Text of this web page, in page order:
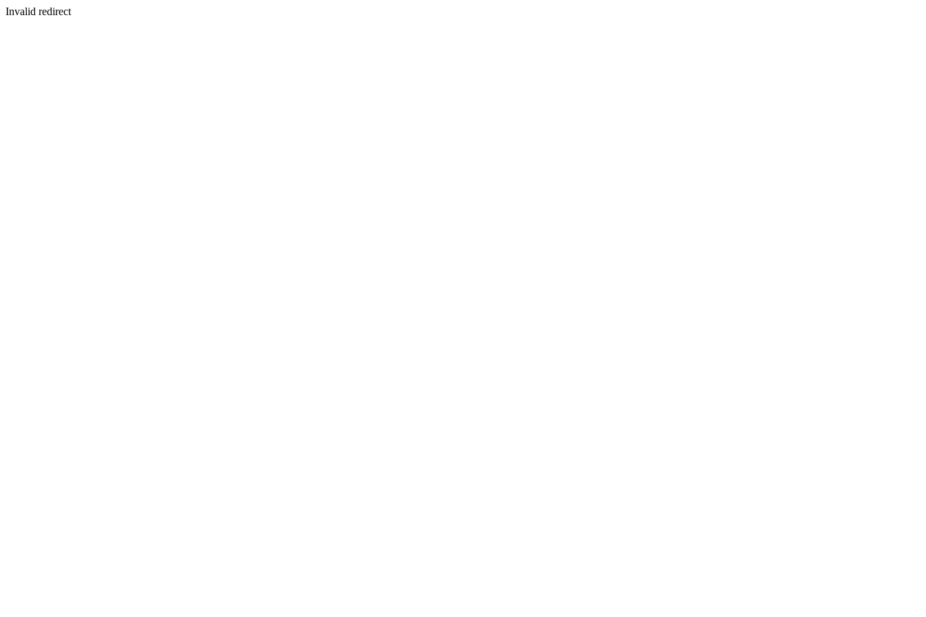
Invalid redirect